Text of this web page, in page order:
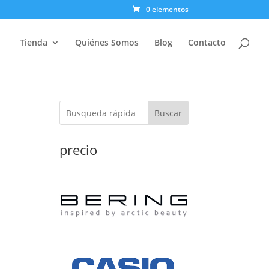
0 elementos
Tienda Quiénes Somos Blog Contacto
Buscar
precio